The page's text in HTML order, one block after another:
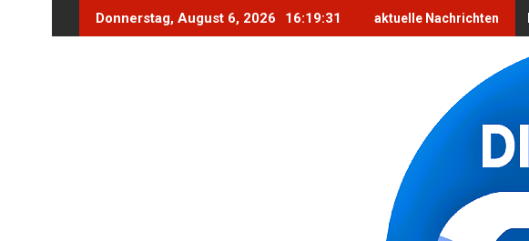
Donnerstag, August 6, 2026 16:19:33 aktuelle Nachrichten